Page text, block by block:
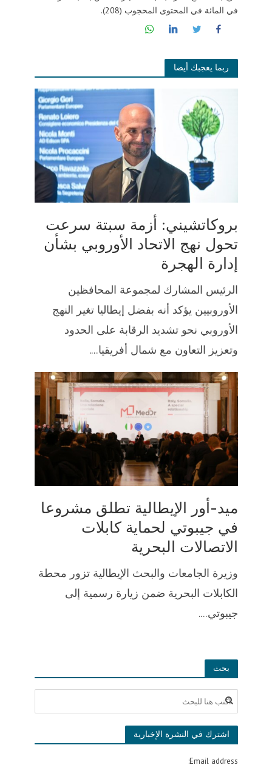
في المائة في المحتوى المحجوب (208).
ربما يعجبك أيضا
بروكاتشيني: أزمة سبتة سرعت
تحول نهج الاتحاد الأوروبي بشأن
إدارة الهجرة
الرئيس المشارك لمجموعة المحافظين
الأوروبيين يؤكد أنه بفضل إيطاليا تغير النهج
الأوروبي نحو تشديد الرقابة على الحدود
وتعزيز التعاون مع شمال أفريقيا....
ميد-أور الإيطالية تطلق مشروعا
في جيبوتي لحماية كابلات
الاتصالات البحرية
وزيرة الجامعات والبحث الإيطالية تزور محطة
الكابلات البحرية ضمن زيارة رسمية إلى
جيبوتي....
بحث
اشترك في النشرة الإخبارية
Email address: